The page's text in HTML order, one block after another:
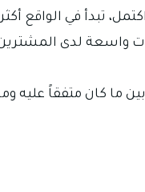
تبدأ في الواقع
واسعة لدى
بين ما كان متفقاً عليه